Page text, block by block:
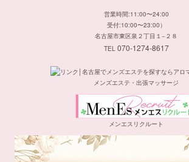
営業時間:11:00〜24:00
受付:10:00〜23:00）
名古屋市東区泉２丁目１−２８
TEL 070-1274-8617
メンズエステ・出張マッサージ
メンエスリクルート